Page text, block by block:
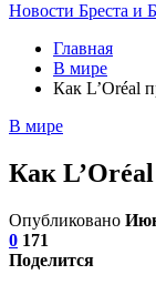
Новости Бреста и
Главная
В мире
Как L’Oréal
В мире
Как
Опубликовано
0 171
Поделится